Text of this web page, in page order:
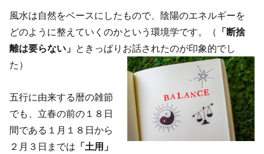
風水は自然をベースにしたもので、陰陽のエネルギーを
どのように整えていくのかという環境学です。（
「断捨
離は要らない」 ときっぱりお話されたのが印象的でし
た）
五行に由来する暦の雑節
でも、立春の前の１８日
間である１月１８日から
２月３日までは 「土用」